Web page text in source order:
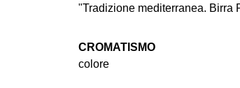
"Tradizione mediterranea. Birra
CROMATISMO
colore